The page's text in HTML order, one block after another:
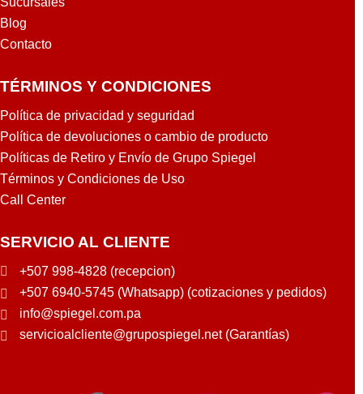
Blog
Contacto
TÉRMINOS Y CONDICIONES
Política de privacidad y seguridad
Política de devoluciones o cambio de producto
Políticas de Retiro y Envío de Grupo Spiegel
Términos y Condiciones de Uso
Call Center
SERVICIO AL CLIENTE
+507 998-4828 (recepcion)
+507 6940-5745 (Whatsapp) (cotizaciones y pedidos)
info@spiegel.com.pa
servicioalcliente@grupospiegel.net (Garantías)